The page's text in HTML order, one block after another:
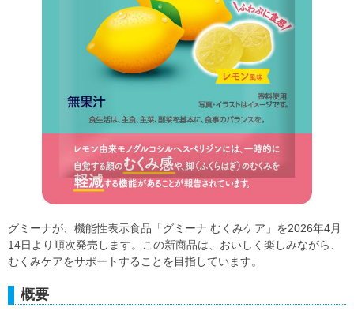
グミーナが、機能性表示食品「グミーナ むくみケア」を2026年4月
14日より順次発売します。この新商品は、おいしく楽しみながら、
むくみケアをサポートすることを目指しています。
概要